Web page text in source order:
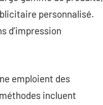
personnalisé.
d’impression
emploient des
incluent